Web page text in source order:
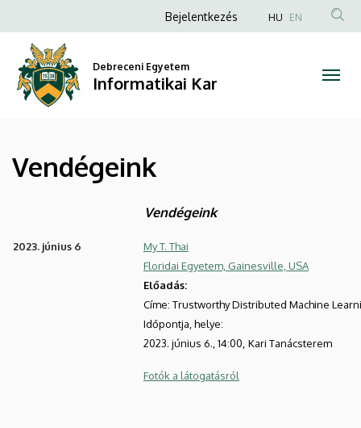
Informatikai
a
tartalomra
Anonim
fiók
menüje
Bejelentkezés HU EN
Debreceni Egyetem
Informatikai Kar
Vendégeink
Vendégeink
2023. június 6
My T. Thai
Floridai Egyetem, Gainesville, USA
Előadás:
Címe: Trustworthy Distributed Machine
Időpontja, helye:
2023. június 6., 14:00, Kari Tanácsterem
Fotók a látogatásról